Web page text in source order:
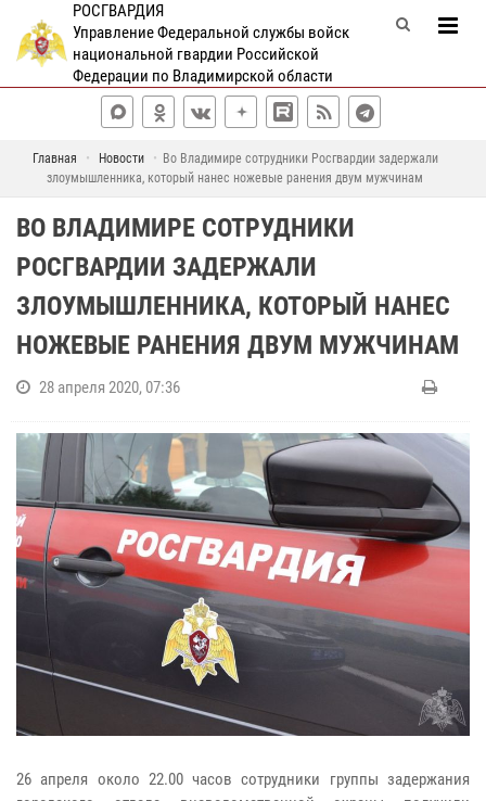
РОСГВАРДИЯ
Управление Федеральной службы войск
национальной гвардии Российской
Федерации по Владимирской области
Главная Новости
Во Владимире сотрудники Росгвардии задержали
злоумышленника, который нанес ножевые ранения двум мужчинам
ВО ВЛАДИМИРЕ СОТРУДНИКИ
РОСГВАРДИИ ЗАДЕРЖАЛИ
ЗЛОУМЫШЛЕННИКА, КОТОРЫЙ НАНЕС
НОЖЕВЫЕ РАНЕНИЯ ДВУМ МУЖЧИНАМ
28 апреля 2020, 07:36
26 апреля около 22.00 часов сотрудники группы задержания